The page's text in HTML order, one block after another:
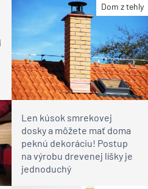
Dom z tehly
Len kúsok smrekovej
dosky a môžete mať doma
peknú dekoráciu! Postup
na výrobu drevenej líšky je
jednoduchý